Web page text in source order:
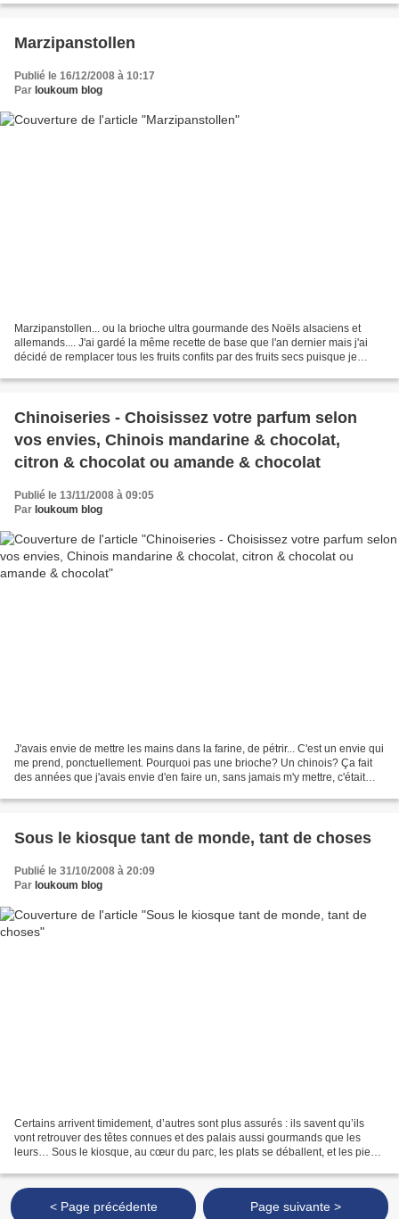
Marzipanstollen
Publié le 16/12/2008 à 10:17
Par loukoum blog
Marzipanstollen... ou la brioche ultra gourmande des Noëls alsaciens et
allemands.... J'ai gardé la même recette de base que l'an dernier mais j'ai
décidé de remplacer tous les fruits confits par des fruits secs puisque je
Chinoiseries - Choisissez votre parfum selon
vos envies, Chinois mandarine & chocolat,
citron & chocolat ou amande & chocolat
Publié le 13/11/2008 à 09:05
Par loukoum blog
J'avais envie de mettre les mains dans la farine, de pétrir... C'est un envie qui
me prend, ponctuellement. Pourquoi pas une brioche? Un chinois? Ça fait
des années que j'avais envie d'en faire un, sans jamais m'y mettre, c'était
Sous le kiosque tant de monde, tant de choses
Publié le 31/10/2008 à 20:09
Par loukoum blog
Certains arrivent timidement, d’autres sont plus assurés : ils savent qu’ils
vont retrouver des têtes connues et des palais aussi gourmands que les
leurs… Sous le kiosque, au cœur du parc, les plats se déballent, et les pieds
< Page précédente Page suivante >